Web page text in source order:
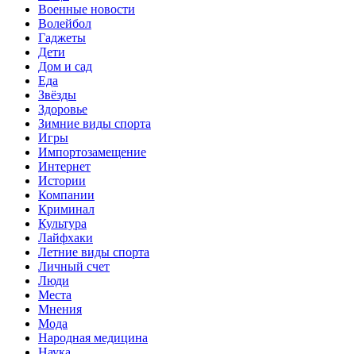
Военные новости
Волейбол
Гаджеты
Дети
Дом и сад
Еда
Звёзды
Здоровье
Зимние виды спорта
Игры
Импортозамещение
Интернет
Истории
Компании
Криминал
Культура
Лайфхаки
Летние виды спорта
Личный счет
Люди
Места
Мнения
Мода
Народная медицина